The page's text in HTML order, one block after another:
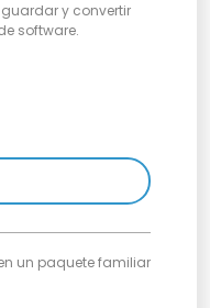
guardar y convertir
software.
un paquete familiar